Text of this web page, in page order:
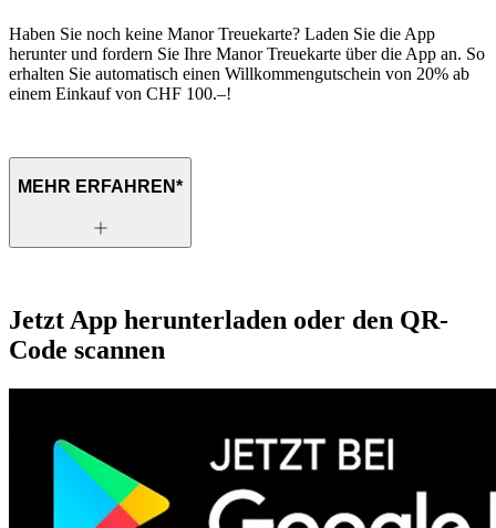
Haben Sie noch keine ManorTreuekarte? Laden Sie die App
herunter und fordern Sie Ihre Manor Treuekarte über die App an. So
erhalten Sie automatisch einen Willkommengutschein von 20% ab
einem Einkauf von CHF 100.–!
MEHR ERFAHREN*
Jetzt App herunterladen oder den QR-
Code scannen